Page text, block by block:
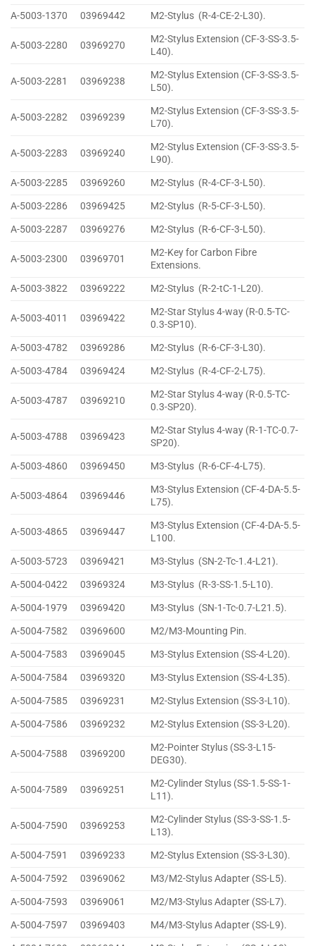
A-5003-1370
03969442 M2-Stylus (R-4-CE-2-L30).
A-5003-2280 03969270
M2-Stylus Extension (CF-3-SS-3.5-
L40).
A-5003-2281 03969238
M2-Stylus Extension (CF-3-SS-3.5-
L50).
A-5003-2282 03969239
M2-Stylus Extension (CF-3-SS-3.5-
L70).
A-5003-2283 03969240
M2-Stylus Extension (CF-3-SS-3.5-
L90).
A-5003-2285
03969260
M2-Stylus (R-4-CF-3-L50).
A-5003-2286
03969425
M2-Stylus (R-5-CF-3-L50).
A-5003-2287
03969276 M2-Stylus (R-6-CF-3-L50).
A-5003-2300 03969701
M2-Key for Carbon Fibre
Extensions.
A-5003-3822
03969222 M2-Stylus (R-2-tC-1-L20).
A-5003-4011 03969422
M2-Star Stylus 4-way (R-0.5-TC-
0.3-SP10).
A-5003-4782
03969286
M2-Stylus (R-6-CF-3-L30).
A-5003-4784
03969424 M2-Stylus (R-4-CF-2-L75).
A-5003-4787 03969210
M2-Star Stylus 4-way (R-0.5-TC-
0.3-SP20).
A-5003-4788 03969423
M2-Star Stylus 4-way (R-1-TC-0.7-
SP20).
A-5003-4860
03969450 M3-Stylus (R-6-CF-4-L75).
A-5003-4864 03969446
M3-Stylus Extension (CF-4-DA-5.5-
L75).
A-5003-4865 03969447
M3-Stylus Extension (CF-4-DA-5.5-
L100.
A-5003-5723
03969421
M3-Stylus (SN-2-Tc-1.4-L21).
A-5004-0422
03969324
M3-Stylus (R-3-SS-1.5-L10).
A-5004-1979
03969420
M3-Stylus (SN-1-Tc-0.7-L21.5).
A-5004-7582
03969600
M2/M3-Mounting Pin.
A-5004-7583
03969045
M3-Stylus Extension (SS-4-L20).
A-5004-7584
03969320
M3-Stylus Extension (SS-4-L35).
A-5004-7585
03969231
M2-Stylus Extension (SS-3-L10).
A-5004-7586
03969232 M2-Stylus Extension (SS-3-L20).
A-5004-7588 03969200
M2-Pointer Stylus (SS-3-L15-
DEG30).
A-5004-7589 03969251
M2-Cylinder Stylus (SS-1.5-SS-1-
L11).
A-5004-7590 03969253
M2-Cylinder Stylus (SS-3-SS-1.5-
L13).
A-5004-7591
03969233
M2-Stylus Extension (SS-3-L30).
A-5004-7592
03969062
M3/M2-Stylus Adapter (SS-L5).
A-5004-7593
03969061
M2/M3-Stylus Adapter (SS-L7).
A-5004-7597
03969403
M4/M3-Stylus Adapter (SS-L9).